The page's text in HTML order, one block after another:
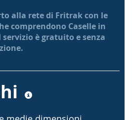
alla rete di Fritrak con le
comprendono Caselle in
è gratuito e senza